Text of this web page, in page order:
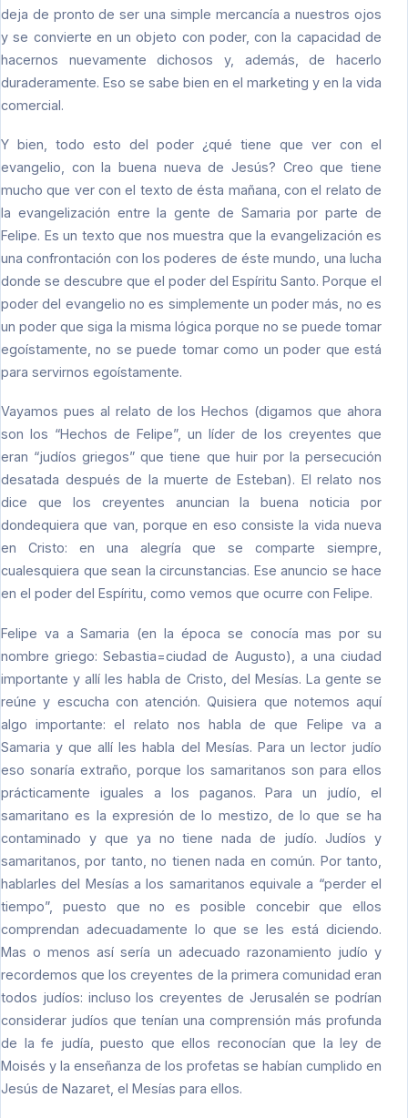
deja de pronto de ser una simple mercancía a nuestros ojos
y se convierte en un objeto con poder, con la capacidad de
hacernos nuevamente dichosos y, además, de hacerlo
duraderamente. Eso se sabe bien en el marketing y en la vida
comercial.
Y bien, todo esto del poder ¿qué tiene que ver con el
evangelio, con la buena nueva de Jesús? Creo que tiene
mucho que ver con el texto de ésta mañana, con el relato de
la evangelización entre la gente de Samaria por parte de
Felipe. Es un texto que nos muestra que la evangelización es
una confrontación con los poderes de éste mundo, una lucha
donde se descubre que el poder del Espíritu Santo. Porque el
poder del evangelio no es simplemente un poder más, no es
un poder que siga la misma lógica porque no se puede tomar
egoístamente, no se puede tomar como un poder que está
para servirnos egoístamente.
Vayamos pues al relato de los Hechos (digamos que ahora
son los “Hechos de Felipe”, un líder de los creyentes que
eran “judíos griegos” que tiene que huir por la persecución
desatada después de la muerte de Esteban). El relato nos
dice que los creyentes anuncian la buena noticia por
dondequiera que van, porque en eso consiste la vida nueva
en Cristo: en una alegría que se comparte siempre,
cualesquiera que sean la circunstancias. Ese anuncio se hace
en el poder del Espíritu, como vemos que ocurre con Felipe.
Felipe va a Samaria (en la época se conocía mas por su
nombre griego: Sebastia=ciudad de Augusto), a una ciudad
importante y allí les habla de Cristo, del Mesías. La gente se
reúne y escucha con atención. Quisiera que notemos aquí
algo importante: el relato nos habla de que Felipe va a
Samaria y que allí les habla del Mesías. Para un lector judío
eso sonaría extraño, porque los samaritanos son para ellos
prácticamente iguales a los paganos. Para un judío, el
samaritano es la expresión de lo mestizo, de lo que se ha
contaminado y que ya no tiene nada de judío. Judíos y
samaritanos, por tanto, no tienen nada en común. Por tanto,
hablarles del Mesías a los samaritanos equivale a “perder el
tiempo”, puesto que no es posible concebir que ellos
comprendan adecuadamente lo que se les está diciendo.
Mas o menos así sería un adecuado razonamiento judío y
recordemos que los creyentes de la primera comunidad eran
todos judíos: incluso los creyentes de Jerusalén se podrían
considerar judíos que tenían una comprensión más profunda
de la fe judía, puesto que ellos reconocían que la ley de
Moisés y la enseñanza de los profetas se habían cumplido en
Jesús de Nazaret, el Mesías para ellos.